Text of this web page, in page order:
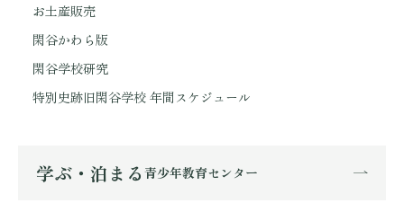
お土産販売
閑谷かわら版
閑谷学校研究
特別史跡旧閑谷学校 年間スケジュール
学ぶ・泊まる 青少年教育センター